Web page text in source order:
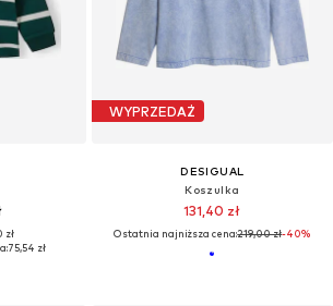
zł
75,54 zł
WYPRZEDAŻ
DESIGUAL
Koszulka
131,40 zł
Ostatnia najniższa cena:219,00 zł-40%